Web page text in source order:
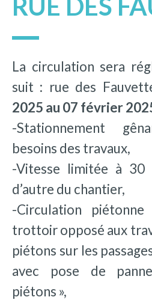
RUE DES
La circulation sera
suit : rue des
2025 au 07 février
-Stationnement
besoins des travaux,
-Vitesse limitée à
d’autre du chantier,
-Circulation
trottoir opposé aux
piétons sur les
avec pose de
piétons »,